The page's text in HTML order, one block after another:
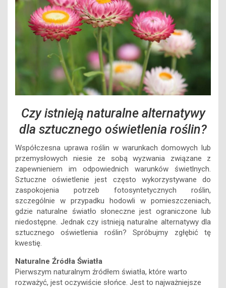
Czy istnieją naturalne alternatywy
dla sztucznego oświetlenia roślin?
Współczesna uprawa roślin w warunkach domowych lub
przemysłowych niesie ze sobą wyzwania związane z
zapewnieniem im odpowiednich warunków świetlnych.
Sztuczne oświetlenie jest często wykorzystywane do
zaspokojenia potrzeb fotosyntetycznych roślin,
szczególnie w przypadku hodowli w pomieszczeniach,
gdzie naturalne światło słoneczne jest ograniczone lub
niedostępne. Jednak czy istnieją naturalne alternatywy dla
sztucznego oświetlenia roślin? Spróbujmy zgłębić tę
kwestię.
Naturalne Źródła Światła
Pierwszym naturalnym źródłem światła, które warto
rozważyć, jest oczywiście słońce. Jest to najważniejsze